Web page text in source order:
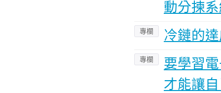
動分揀
專欄 冷鏈的
專欄
要學習
才能讓